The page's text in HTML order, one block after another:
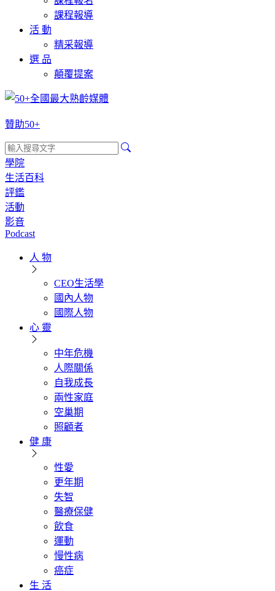
課程報導
活 動
精采報導
選 品
顛覆提案
贊助50+
學院
生活百科
評鑑
活動
影音
Podcast
人 物
CEO生活學
國內人物
國際人物
心 靈
中年危機
人際關係
自我成長
兩性家庭
空巢期
照顧者
健 康
性愛
更年期
失智
醫療保健
飲食
運動
慢性病
癌症
生 活